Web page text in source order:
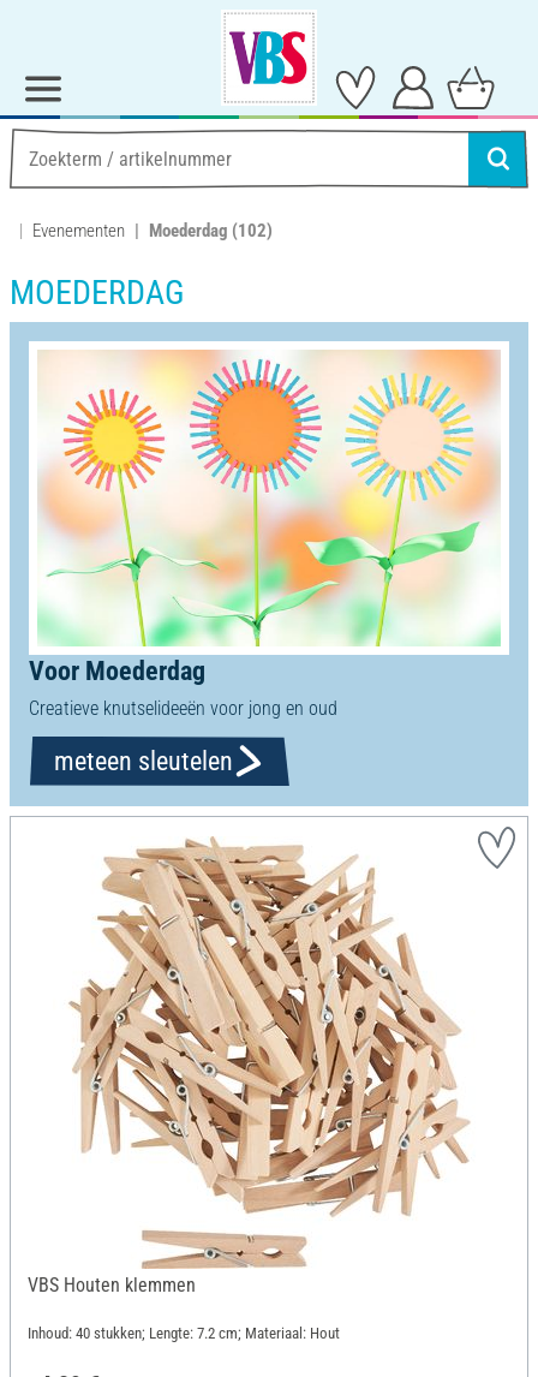
Evenementen Moederdag (102)
MOEDERDAG
Voor Moederdag
Creatieve knutselideeën voor jong en oud
meteen sleutelen
VBS Houten klemmen
Inhoud: 40 stukken; Lengte: 7.2 cm; Materiaal: Hout